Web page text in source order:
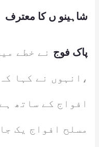
شاہینو ں کا معترف
پاک فوج نے خطے
،انہوں نے کہا
افواج کے ساتھ
مسلح افواج یک